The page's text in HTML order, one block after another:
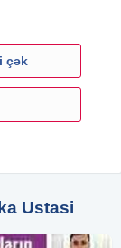
çək
Ustasi